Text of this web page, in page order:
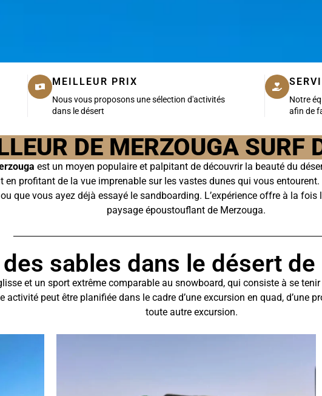
MEILLEUR PRIX
Nous vous proposons une sélection d'activités
dans le désert
Notre
afin de
DE MERZOUGA SURF
est un moyen populaire et palpitant de découvrir la beauté du
en profitant de la vue imprenable sur les vastes dunes qui vous
que vous ayez déjà essayé le sandboarding. L’expérience offre à la
paysage époustouflant de Merzouga.
sables dans le désert
et un sport extrême comparable au snowboard, qui consiste à se
activité peut être planifiée dans le cadre d’une excursion en quad, d’une
toute autre excursion.